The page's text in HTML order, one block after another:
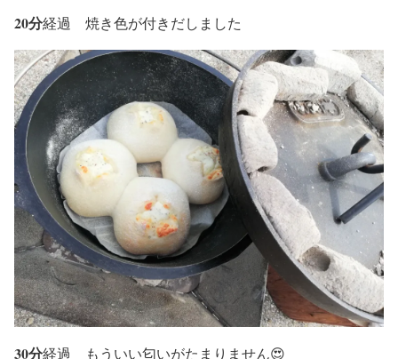
20分経過 焼き色が付きだしました
30分経過 もういい匂いがたまりません😍